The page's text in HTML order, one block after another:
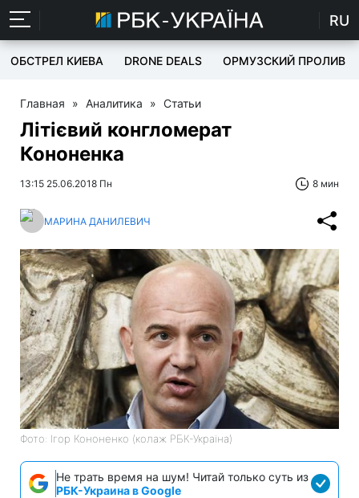
RU
ОБСТРЕЛ КИЕВА DRONE DEALS ОРМУЗСКИЙ ПРОЛИВ
Главная » Аналитика » Статьи
Літієвий конгломерат
Кононенка
13:15 25.06.2018 Пн 8 мин
МАРИНА ДАНИЛЕВИЧ
Фото: Ігор Кононенко (колаж РБК-Україна)
Не трать время на шум! Читай только суть из
РБК-Украина в Google